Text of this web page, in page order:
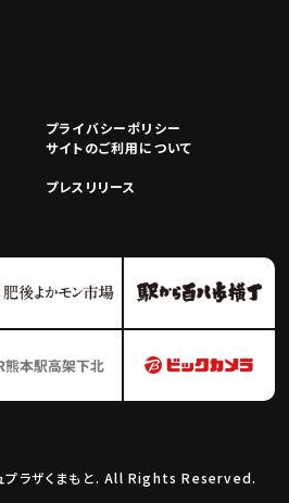
プライバシーポリシー
サイトのご利用について
プレスリリース
ラザくまもと. All Rights Reserved.